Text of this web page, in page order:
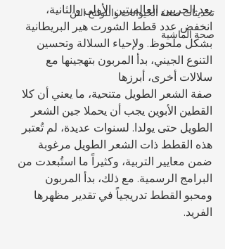
تحديثات صحة الحيوانات واللوائح التن
صحة الماشية
بعد الحربين العالميتين الأولى والثانية،
انخفض عدد قطط الشورت هير البريطانية
بشكل ملحوظ. ولإحياء السلالة وتحسين
التنوع الجيني، بدأ المربون بتهجينها مع
سلالات أخرى، أبرزها
صفة الشعر الطويل متنحية، ما يعني أن كلا
القطين الأبوين يجب أن يحملا جين الشعر
الطويل حتى يولدا. لسنوات عديدة، لم تُعتبر
هذه القطط ذات الشعر الطويل مرغوبة
ضمن معايير التربية، وكثيراً ما استُبعدت من
البرامج الرسمية. مع ذلك، بدأ المربون
ومحبو القطط تدريجياً في تقدير مظهرها
الفريد.